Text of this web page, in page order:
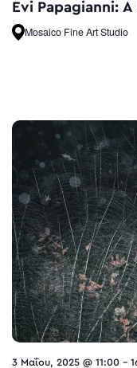
Evi Papagianni:
Mosaico Fine Art Studio
3 Μαΐου, 2025 @ 11:00 -